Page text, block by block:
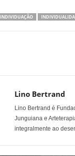
INDIVIDUAÇÃO
Lino Bertrand
Lino Bertrand é
Junguiana e
integralmente ao